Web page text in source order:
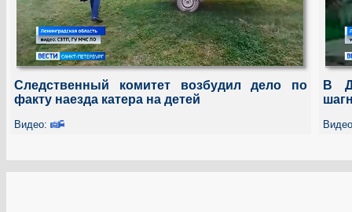
Следственный комитет возбудил дело по
факту наезда катера на детей
Видео:
В